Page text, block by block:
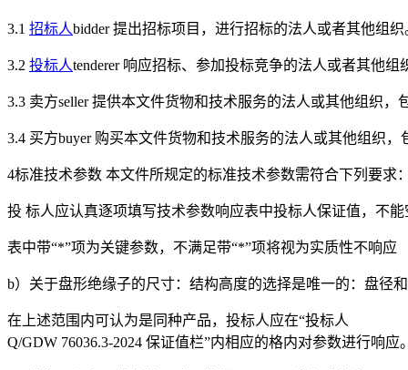
3.1 招标人bidder 提出招标项目，进行招标的法人或者其他组织
3.2 投标人tenderer 响应招标、参加投标竞争的法人或者其他组
3.3 卖方seller 提供本文件货物和技术服务的法人或其他组织，
3.4 买方buyer 购买本文件货物和技术服务的法人或其他组织
4标准技术参数 本文件所规定的标准技术参数需符合下列要
投 标人应认真逐项填写技术参数响应表中投标人保证值，不
表中带“*”项为关键参数，不满足带“*”项将视为实质性不响应
b）关于盘形绝缘子的尺寸：结构高度的选择是唯一的：盘径
在上述范围内可认为是同种产品，投标人应在“投标人
Q/GDW 76036.3-2024 保证值栏”内相应的格内对参数进行响应